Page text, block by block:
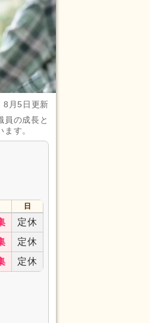
8月5日更新
員の成長と
す。
日
定休
定休
定休